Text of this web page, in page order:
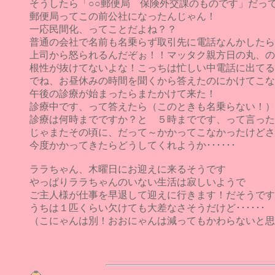
そうしたら「○○郵便局 保険外交課のものです」だっ
郵便局ってこの前公社になったんじゃん！
一応民間化、ってことだよね？？
普通の会社で名前も名乗らず取引先に電話なんかしたら
上司から怒られるんだぞぉ！！マッタク親方日の丸、の
根性が抜けてないよな！こっちは忙しい中電話に出て
でね、お昼休みの時間を聞くから答えたのにかけてこな
午後の診療が始まったらまたかけて来た！
診療中です、って答えたら（このときも名乗らない！）
診療は何時までですか？と ５時までです、って言っ
じゃまたその頃に、だって～かかってこなかったけどさ
今度かかってきたらどうしてくれようか･･････
ララちゃん、木曜日にお迎えに来るそうです
やっぱりララちゃんのいない生活は寂しいようで
ご主人様が仕事を早退して迎えに行きます！だそうです
うちは１匹くらい欠けても大差なさそうだけど･･････
（こにゃんは別！おおにゃんは減ってもかわらないと思